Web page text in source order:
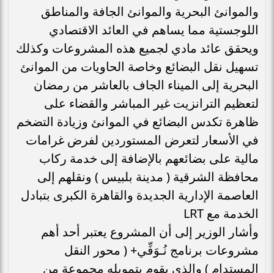
والموانئ البحرية والموانئ الجافة والمناطق
اللوجستية مما يساهم في العائد الاقتصادي
ويحقق عائد مادي لجميع هذه المشروعات وكذلك
تسهيل نقل البضائع وخاصة الحاويات من الموانئ
البحرية إلى الميناء الجاف بالعاشر من رمضان
لتعظيم الترانزيت غير المباشر والقضاء على
ظاهرة تكدس البضائع في الموانئ وزيادة التضخم
في الأسعار لتعرض المستوردين لفرض غرامات
مالية على بضائعهم بالإضافة إلى خدمة ركاب
محافظة الشرقية ( مدينة بلبيس ) ونقلهم إلى
العاصمة الإدارية الجديدة والقاهرة الكبرى بتبادل
الخدمة مع LRT
وأشار الوزير إلى أن المشروع يعتبر أحد أهم
مشروعات برنامج نُـوَفِّي+ ( محور النقل
المستدام ) والذى يقوم بتمويله مجموعة من